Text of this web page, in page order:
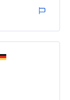
Die
war…